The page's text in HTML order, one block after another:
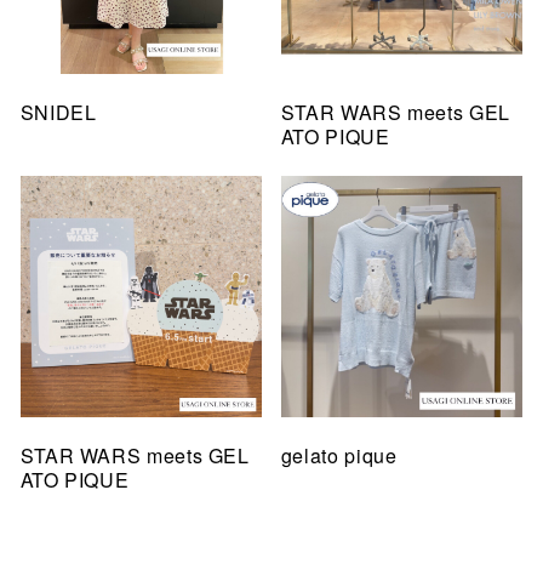
SNIDEL
STAR WARS meets GEL
ATO PIQUE
STAR WARS meets GEL
ATO PIQUE
gelato pique